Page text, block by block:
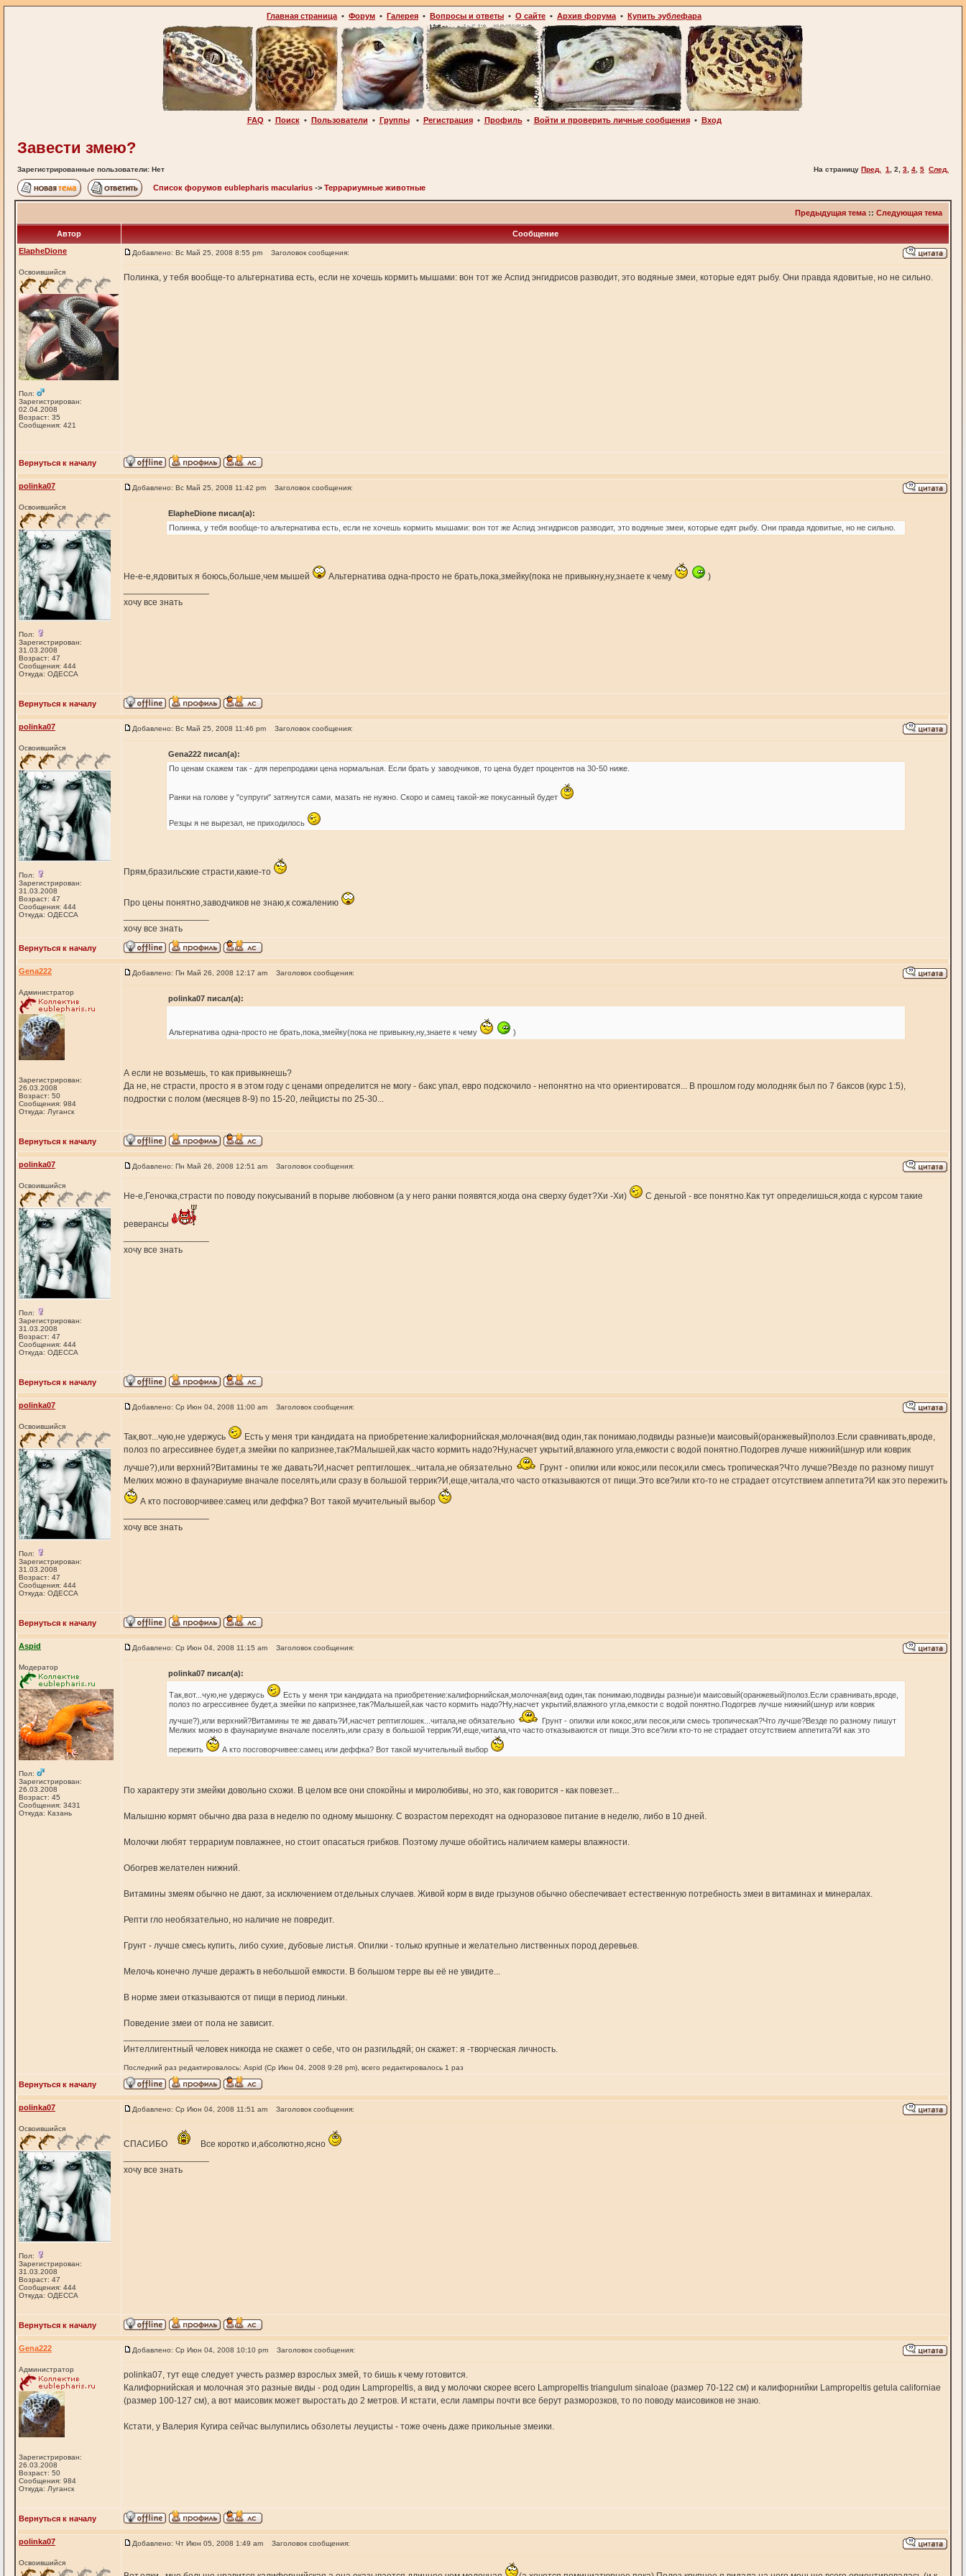
Главная страница • Форум • Галерея • Вопросы и ответы • О сайте • Архив форума • Купить эублефара
FAQ • Поиск• Пользователи • Группы• Регистрация• Профиль• Войти и проверить личные сообщения• Вход
Завести змею?
Зарегистрированные пользователи: Нет На страницу Пред. 1 2 3 4 5 След.
Список форумов eublepharis macularius -> Террариумные животные
Предыдущая тема :: Следующая тема
Автор
Сообщение
ElapheDione
Освоившийся
Пол:
Зарегистрирован:
02.04.2008
Возраст: 35
Сообщения: 421
Добавлено: Вс Май 25, 2008 8:55 pm Заголовок сообщения:
Полинка, у тебя вообще-то альтернатива есть, если не хочешь кормить мышами: вон тот же Аспид энгидрисов разводит, это водяные змеи, которые едят рыбу. Они правда ядовитые, но не сильно.
Вернуться к началу
polinka07
Освоившийся
Пол:
Зарегистрирован:
31.03.2008
Возраст: 47
Сообщения: 444
Откуда: ОДЕССА
Добавлено: Вс Май 25, 2008 11:42 pm Заголовок сообщения:
ElapheDione писал(а):
Полинка, у тебя вообще-то альтернатива есть, если не хочешь кормить мышами: вон тот же Аспид энгидрисов разводит, это водяные змеи, которые едят рыбу. Они правда ядовитые, но не сильно.
Не-е-е,ядовитых я боюсь,больше,чем мышей Альтернатива одна-просто не брать,пока,змейку(пока не привыкну,ну,знаете к чему
)
хочу все знать
Вернуться к началу
polinka07
Освоившийся
Пол:
Зарегистрирован:
31.03.2008
Возраст: 47
Сообщения: 444
Откуда: ОДЕССА
Добавлено: Вс Май 25, 2008 11:46 pm Заголовок сообщения:
Gena222 писал(а):
По ценам скажем так - для перепродажи цена нормальная. Если брать у заводчиков, то цена будет процентов на 30-50 ниже.
Ранки на голове у "супруги" затянутся сами, мазать не нужно. Скоро и самец такой-же покусанный будет
Резцы я не вырезал, не приходилось
Прям,бразильские страсти,какие-то
Про цены понятно,заводчиков не знаю,к сожалению
хочу все знать
Вернуться к началу
Gena222
Администратор
Зарегистрирован:
26.03.2008
Возраст: 50
Сообщения: 984
Откуда: Луганск
Добавлено: Пн Май 26, 2008 12:17 am Заголовок сообщения:
polinka07 писал(а):
Альтернатива одна-просто не брать,пока,змейку(пока не привыкну,ну,знаете к чему )
А если не возьмешь, то как привыкнешь?
Да не, не страсти, просто я в этом году с ценами определится не могу - бакс упал, евро подскочило - непонятно на что ориентироватся... В прошлом году молодняк был по 7 баксов (курс 1:5),
подростки с полом (месяцев 8-9) по 15-20, лейцисты по 25-30...
Вернуться к началу
polinka07
Освоившийся
Пол:
Зарегистрирован:
31.03.2008
Возраст: 47
Сообщения: 444
Откуда: ОДЕССА
Добавлено: Пн Май 26, 2008 12:51 am Заголовок сообщения:
Не-е,Геночка,страсти по поводу покусываний в порыве любовном (а у него ранки появятся,когда она сверху будет?Хи -Хи) С деньгой - все понятно.Как тут определишься,когда с курсом такие
реверансы
хочу все знать
Вернуться к началу
polinka07
Освоившийся
Пол:
Зарегистрирован:
31.03.2008
Возраст: 47
Сообщения: 444
Откуда: ОДЕССА
Добавлено: Ср Июн 04, 2008 11:00 am Заголовок сообщения:
Так,вот...чую,не удержусь
Есть у меня три кандидата на приобретение:калифорнийская,молочная(вид один,так понимаю,подвиды разные)и маисовый(оранжевый)полоз.Если сравнивать,вроде,
полоз по агрессивнее будет,а змейки по капризнее,так?Малышей,как часто кормить надо?Ну,насчет укрытий,влажного угла,емкости с водой понятно.Подогрев лучше нижний(шнур или коврик
лучше?),или верхний?Витамины те же давать?И,насчет рептиглошек...читала,не обязательно
Грунт - опилки или кокос,или песок,или смесь тропическая?Что лучше?Везде по разному пишут
Мелких можно в фаунариуме вначале поселять,или сразу в большой террик?И,еще,читала,что часто отказываются от пищи.Это все?или кто-то не страдает отсутствием аппетита?И как это пережить
А кто посговорчивее:самец или деффка? Вот такой мучительный выбор
хочу все знать
Вернуться к началу
Aspid
Модератор
Пол:
Зарегистрирован:
26.03.2008
Возраст: 45
Сообщения: 3431
Откуда: Казань
Добавлено: Ср Июн 04, 2008 11:15 am Заголовок сообщения:
polinka07 писал(а):
Так,вот...чую,не удержусь
Есть у меня три кандидата на приобретение:калифорнийская,молочная(вид один,так понимаю,подвиды разные)и маисовый(оранжевый)полоз.Если сравнивать,вроде,
полоз по агрессивнее будет,а змейки по капризнее,так?Малышей,как часто кормить надо?Ну,насчет укрытий,влажного угла,емкости с водой понятно.Подогрев лучше нижний(шнур или коврик
лучше?),или верхний?Витамины те же давать?И,насчет рептиглошек...читала,не обязательно
Грунт - опилки или кокос,или песок,или смесь тропическая?Что лучше?Везде по разному пишут
Мелких можно в фаунариуме вначале поселять,или сразу в большой террик?И,еще,читала,что часто отказываются от пищи.Это все?или кто-то не страдает отсутствием аппетита?И как это
пережить А кто посговорчивее:самец или деффка? Вот такой мучительный выбор
По характеру эти змейки довольно схожи. В целом все они спокойны и миролюбивы, но это, как говорится - как повезет...
Малышню кормят обычно два раза в неделю по одному мышонку. С возрастом переходят на одноразовое питание в неделю, либо в 10 дней.
Молочки любят террариум повлажнее, но стоит опасаться грибков. Поэтому лучше обойтись наличием камеры влажности.
Обогрев желателен нижний.
Витамины змеям обычно не дают, за исключением отдельных случаев. Живой корм в виде грызунов обычно обеспечивает естественную потребность змеи в витаминах и минералах.
Репти гло необязательно, но наличие не повредит.
Грунт - лучше смесь купить, либо сухие, дубовые листья. Опилки - только крупные и желательно лиственных пород деревьев.
Мелочь конечно лучше деражть в небольшой емкости. В большом терре вы её не увидите...
В норме змеи отказываются от пищи в период линьки.
Поведение змеи от пола не зависит.
Интеллигентный человек никогда не скажет о себе, что он разгильдяй; он скажет: я -творческая личность.
Последний раз редактировалось: Aspid (Ср Июн 04, 2008 9:28 pm), всего редактировалось 1 раз
Вернуться к началу
polinka07
Освоившийся
Пол:
Зарегистрирован:
31.03.2008
Возраст: 47
Сообщения: 444
Откуда: ОДЕССА
Добавлено: Ср Июн 04, 2008 11:51 am Заголовок сообщения:
СПАСИБО
Все коротко и,абсолютно,ясно
хочу все знать
Вернуться к началу
Gena222
Администратор
Зарегистрирован:
26.03.2008
Возраст: 50
Сообщения: 984
Откуда: Луганск
Добавлено: Ср Июн 04, 2008 10:10 pm Заголовок сообщения:
polinka07, тут еще следует учесть размер взрослых змей, то бишь к чему готовится.
Калифорнийская и молочная это разные виды - род один Lampropeltis, а вид у молочки скорее всего Lampropeltis triangulum sinaloae (размер 70-122 см) и калифорнийки Lampropeltis getula californiae
(размер 100-127 см), а вот маисовик может выростать до 2 метров. И кстати, если лампры почти все берут разморозков, то по поводу маисовиков не знаю.
Кстати, у Валерия Кугира сейчас вылупились обзолеты леуцисты - тоже очень даже прикольные змеики.
Вернуться к началу
polinka07
Освоившийся
Добавлено: Чт Июн 05, 2008 1:49 am Заголовок сообщения: